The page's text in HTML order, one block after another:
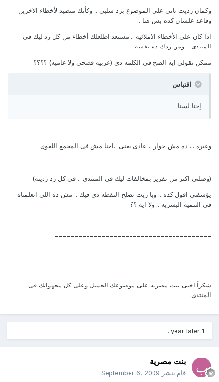
وكمان رديت تانى على الموضوع برد سلبى .. وكأنك متصيد لأخطاء الاخرين
وقاعد علشان كده بس هنا ..
اذا كان على الأخطاء الاملائيه .. مستعد اطلعلك أخطاء من كل رد ليك فى
المنتدى .. ومن ردك ده نفسه
ممكن تقولى ايه الصح فى الكلمه دى (عربيه فصحى ولا عاميه) ؟؟؟؟
اقتباس
إحنا لسنا
وغيره ... ده مش حوار .. عادى يعنى ..احنا مش فى المجمع اللغوى
(وصلنى اكتر من تقرير بمخالفات ليك فى المنتدى .. فى كل رد رديته)
يؤسفنى اقول كده .. ويا ريت تصلح النقطه دى فيك .. مش ده اللى اتعلمناه
فى التنميه البشريه .. ولا ايه ؟؟
========================================
شكراً اختى بنت مصريه على موضوعك الجميل وعلى كل مجهواتك فى
المنتدى
بنت مصرية
قام بنشر September 6, 2009